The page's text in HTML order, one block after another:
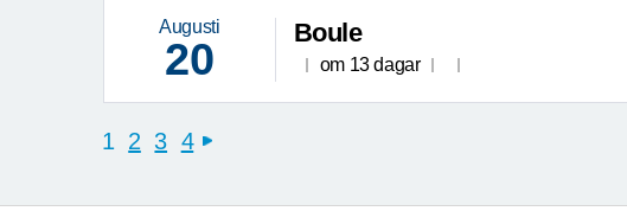
Augusti
20
Boule
om 13 dagar
1 2 3 4 next